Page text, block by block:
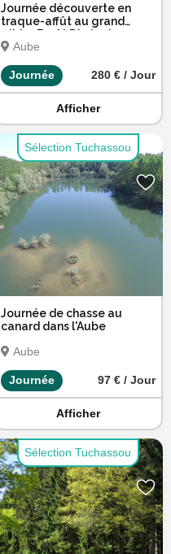
Journée découverte en
traque-affût au grand
gibier Forêt D'orient
Aube
Journée 280 € / Jour
Afficher
Sélection Tuchassou
Journée de chasse au
canard dans l'Aube
Aube
Journée 97 € / Jour
Afficher
Sélection Tuchassou